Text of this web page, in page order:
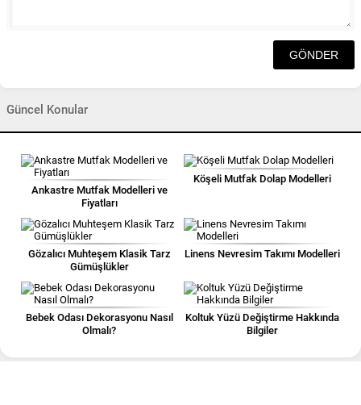
Güncel Konular
Ankastre Mutfak Modelleri ve
Fiyatları
Köşeli Mutfak Dolap Modelleri
Gözalıcı Muhteşem Klasik Tarz
Gümüşlükler
Linens Nevresim Takımı Modelleri
Bebek Odası Dekorasyonu Nasıl
Olmalı?
Koltuk Yüzü Değiştirme Hakkında
Bilgiler